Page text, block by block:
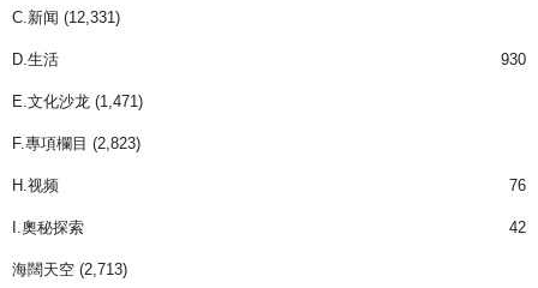
C.新闻 (12,331)
D.生活 930
E.文化沙龙 (1,471)
F.專項欄目 (2,823)
H.视频 76
I.奧秘探索 42
海闊天空 (2,713)